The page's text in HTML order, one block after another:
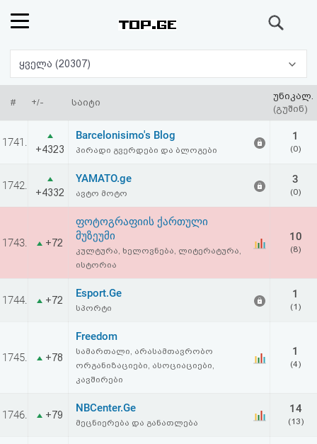
რეიტინგი
(მთავარი)
ფოსტა
პასუხი
ავტორიზაცია
რეგისტრაცია
პაროლის
HTML
სალიცენზიო
ყველა (20307)
# +/- საიტი
უნიკალ.
(გუშინ)
1741.
+4323
Barcelonisimo's Blog
პირადი გვერდები და ბლოგები
1
(0)
1742.
+4332
YAMATO.ge
ავტო მოტო
3
(0)
1743. +72
ფოტოგრაფიის ქართული
მუზეუმი
კულტურა, ხელოვნება, ლიტერატურა,
ისტორია
10
(8)
1744. +72
Esport.Ge
სპორტი
1
(1)
1745. +78
Freedom
სამართალი, არასამთავრობო
ორგანიზაციები, ასოციაციები,
კავშირები
1
(4)
1746. +79
NBCenter.Ge
მეცნიერება და განათლება
14
(13)